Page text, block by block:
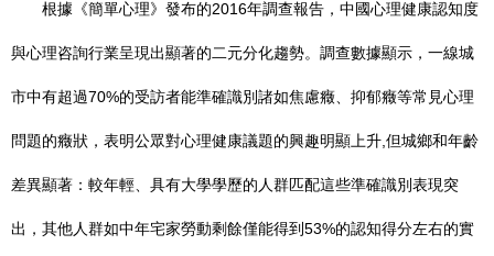
根據《簡單心理》發布的2016年調查報告，中國心理健康認知度
與心理咨詢行業呈現出顯著的二元分化趨勢。調查數據顯示，一線城
市中有超過70%的受訪者能準確識別諸如焦慮癥、抑郁癥等常見心理
問題的癥狀，表明公眾對心理健康議題的興趣明顯上升,但城鄉和年齡
差異顯著：較年輕、具有大學學歷的人群匹配這些準確識別表現突
出，其他人群如中年宅家勞動剩餘僅能得到53%的認知得分左右的實